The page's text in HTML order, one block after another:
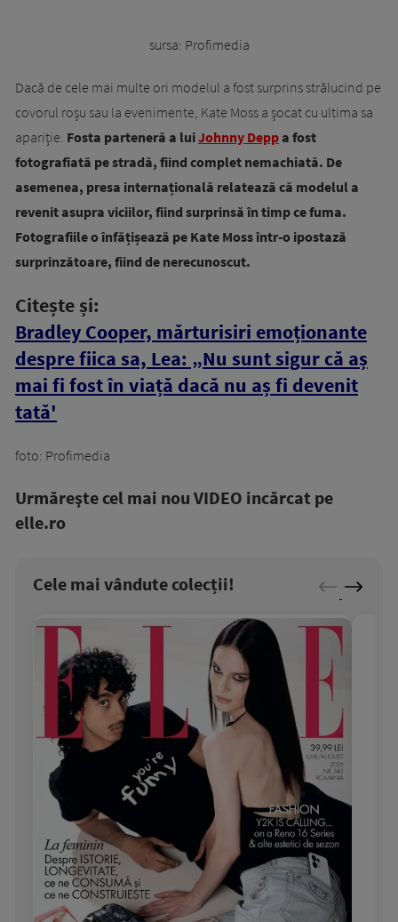
sursa: Profimedia
Dacă de cele mai multe ori modelul a fost surprins strălucind pe
covorul roșu sau la evenimente, Kate Moss a șocat cu ultima sa
apariție. Fosta parteneră a luiJohnny Depp a fost
fotografiată pe stradă, fiind complet nemachiată. De
asemenea, presa internațională relatează că modelul a
revenit asupra viciilor, fiind surprinsă în timp ce fuma.
Fotografiile o înfățișează pe Kate Moss într-o ipostază
surprinzătoare, fiind de nerecunoscut.
Citește și:
Bradley Cooper, mărturisiri emoționante
despre fiica sa, Lea: „Nu sunt sigur că aș
mai fi fost în viață dacă nu aș fi devenit
tată'
foto: Profimedia
Urmăreşte cel mai nou VIDEO incărcat pe
elle.ro
Cele mai vândute colecții!